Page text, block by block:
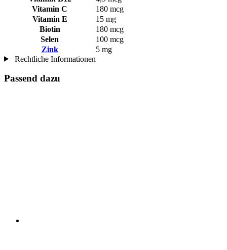
Vitamin C
180 mcg
Vitamin E
15 mg
Biotin
180 mcg
Selen
100 mcg
Zink
5 mg
Rechtliche Informationen
Passend dazu